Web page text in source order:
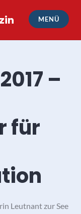
MENÜ
–
für
Leutnant zur See